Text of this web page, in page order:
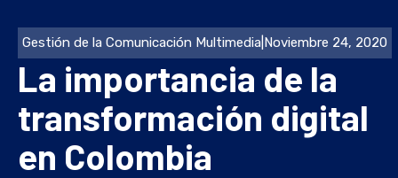
Gestión de la Comunicación Multimedia Noviembre 24, 2020
La importancia de la
transformación digital
en Colombia